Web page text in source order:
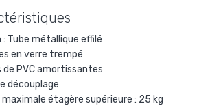
: Tube métallique effilé
en verre trempé
de PVC amortissantes
découplage
maximale étagère supérieure : 25 kg